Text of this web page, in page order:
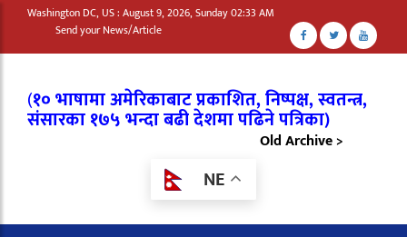
Washington DC, US : August 9, 2026, Sunday 02:33 AM
Send your News/Article
(१० भाषामा अमेरिकाबाट प्रकाशित, निष्पक्ष, स्वतन्त्र,
संसारका १७५ भन्दा बढी देशमा पढिने पत्रिका)
Old Archive >
NE